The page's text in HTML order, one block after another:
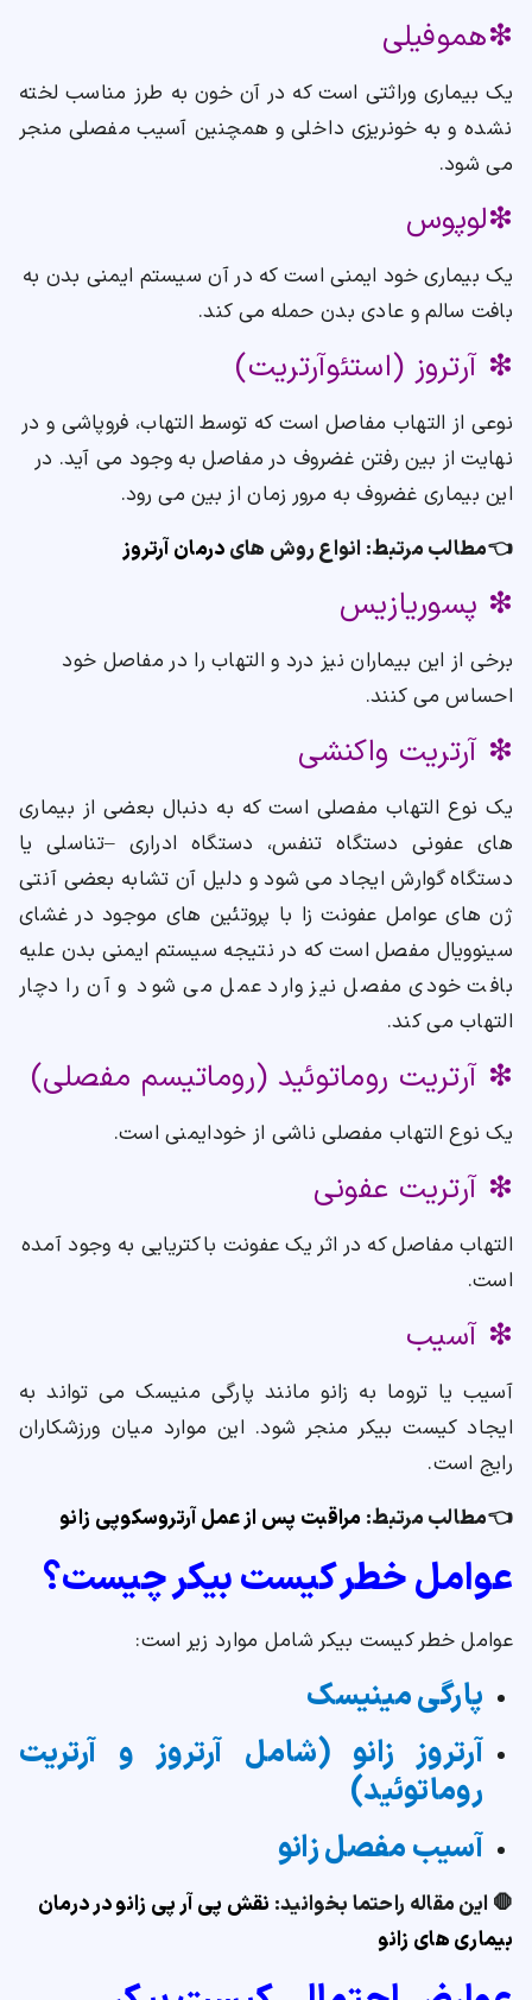
❇هموفیلی
یک بیماری وراثتی است که در آن خون به طرز مناسب لخته
نشده و به خونریزی داخلی و همچنین آسیب مفصلی منجر
می شود.
❇لوپوس
یک بیماری خود ایمنی است که در آن سیستم ایمنی بدن به
بافت سالم و عادی بدن حمله می کند.
❇ آرتروز (استئوآرتریت)
نوعی از التهاب مفاصل است که توسط التهاب، فروپاشی و در
نهایت از بین رفتن غضروف در مفاصل به وجود می آید. در
این بیماری غضروف به مرور زمان از بین می رود.
👈مطالب مرتبط: انواع روش هایدرمان آرتروز
❇ پسوریازیس
برخی از این بیماران نیز درد و التهاب را در مفاصل خود
احساس می کنند.
❇ آرتریت واکنشی
یک نوع التهاب مفصلی است که به دنبال بعضی از بیماری
های عفونی دستگاه تنفس، دستگاه ادراری –تناسلی یا
دستگاه گوارش ایجاد می شود و دلیل آن تشابه بعضی آنتی
ژن های عوامل عفونت زا با پروتئین های موجود در غشای
سینوویال مفصل است که در نتیجه سیستم ایمنی بدن علیه
بافت خودی مفصل نیز وارد عمل می شود و آن را دچار
التهاب می کند.
❇ آرتریت روماتوئید (روماتیسم مفصلی)
یک نوع التهاب مفصلی ناشی از خودایمنی است.
❇ آرتریت عفونی
التهاب مفاصل که در اثر یک عفونت باکتریایی به وجود آمده
است.
❇ آسیب
آسیب یا تروما به زانو مانند پارگی منیسک می تواند به
ایجاد کیست بیکر منجر شود. این موارد میان ورزشکاران
رایج است.
👈مطالب مرتبط: مراقبت پس از عمل آرتروسکوپی زانو
عوامل خطر کیست بیکر چیست؟
عوامل خطر کیست بیکر شامل موارد زیر است:
پارگی مینیسک
آرتروز زانو (شامل آرتروز و آرتریت
روماتوئید)
آسیب مفصل زانو
🛑 این مقاله راحتما بخوانید: نقش پی آر پی زانو در درمان
بیماری های زانو